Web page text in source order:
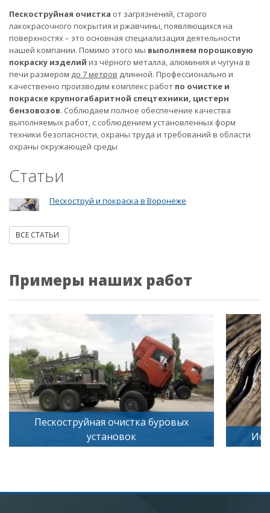
Пескоструйная очистка от загрязнений, старого
лакокрасочного покрытия и ржавчины, появляющихся на
поверхностях – это основная специализация деятельности
нашей компании. Помимо этого мы выполняем порошковую
покраску изделий из чёрного металла, алюминия и чугуна в
печи размером до 7 метров длинной. Профессионально и
качественно производим комплекс работ по очистке и
покраске крупногабаритной спецтехники, цистерн
бензовозов. Соблюдаем полное обеспечение качества
выполняемых работ, с соблюдением установленных форм
техники безопасности, охраны труда и требований в области
охраны окружающей среды
Статьи
Пескоструй и покраска в Воронеже
ВСЕ СТАТЬИ
Примеры наших работ
Искусственное старение дерева